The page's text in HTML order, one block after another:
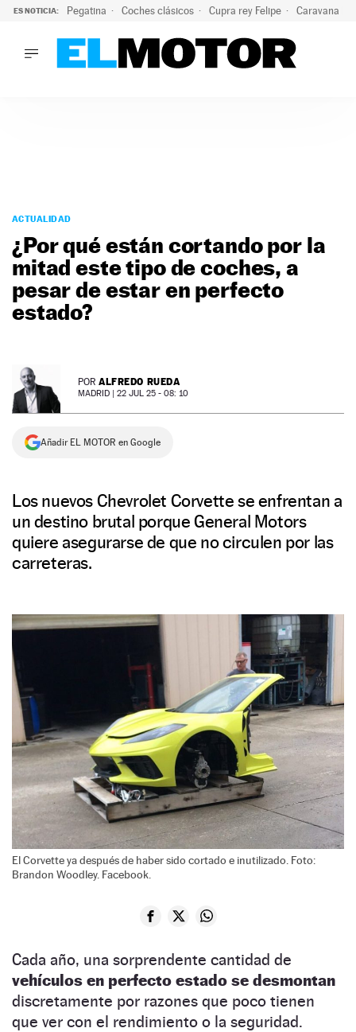
ES NOTICIA: Pegatina Coches clásicos Cupra rey Felipe Caravana
PODCAST
MOTOS
TECNOLOGÍA
MOTORTV
NEWSLETTER
ACTUALIDAD
¿Por qué están cortando por la
mitad este tipo de coches, a
pesar de estar en perfecto
estado?
POR ALFREDO RUEDA
MADRID | 22 JUL 25 - 08: 10
Añadir EL MOTOR en Google
Los nuevos Chevrolet Corvette se enfrentan a
un destino brutal porque General Motors
quiere asegurarse de que no circulen por las
carreteras.
El Corvette ya después de haber sido cortado e inutilizado. Foto:
Brandon Woodley. Facebook.
Cada año, una sorprendente cantidad de
vehículos en perfecto estado se desmontan
discretamente por razones que poco tienen
que ver con el rendimiento o la seguridad.